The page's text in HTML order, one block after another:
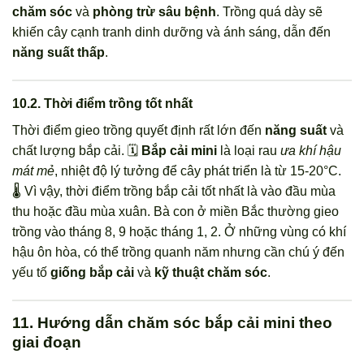
chăm sóc và phòng trừ sâu bệnh. Trồng quá dày sẽ
khiến cây cạnh tranh dinh dưỡng và ánh sáng, dẫn đến
năng suất thấp.
10.2. Thời điểm trồng tốt nhất
Thời điểm gieo trồng quyết định rất lớn đến năng suất và
chất lượng bắp cải. 🗓️ Bắp cải mini là loại rau ưa khí hậu
mát mẻ, nhiệt độ lý tưởng để cây phát triển là từ 15-20°C.
🌡️ Vì vậy, thời điểm trồng bắp cải tốt nhất là vào đầu mùa
thu hoặc đầu mùa xuân. Bà con ở miền Bắc thường gieo
trồng vào tháng 8, 9 hoặc tháng 1, 2. Ở những vùng có khí
hậu ôn hòa, có thể trồng quanh năm nhưng cần chú ý đến
yếu tố giống bắp cải và kỹ thuật chăm sóc.
11. Hướng dẫn chăm sóc bắp cải mini theo
giai đoạn